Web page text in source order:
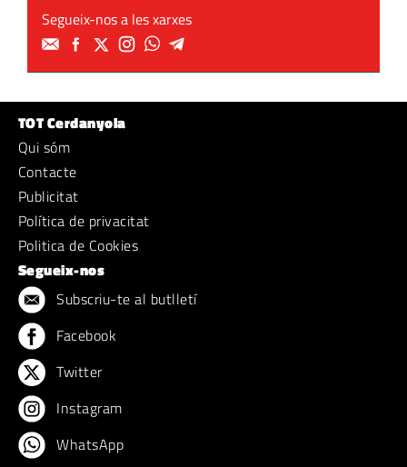
Segueix-nos a les xarxes
TOT Cerdanyola
Qui sóm
Contacte
Publicitat
Política de privacitat
Politica de Cookies
Segueix-nos
Subscriu-te al butlletí
Facebook
Twitter
Instagram
WhatsApp